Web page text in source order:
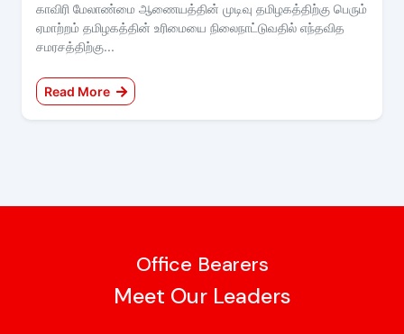
காவிரி மேலாண்மை ஆணையத்தின் முடிவு தமிழகத்திற்கு பெரும்
ஏமாற்றம் தமிழகத்தின் உரிமையை நிலைநாட்டுவதில் எந்தவித
சமரசத்திற்கு...
Read More
Office Bearers
Meet Our Leaders